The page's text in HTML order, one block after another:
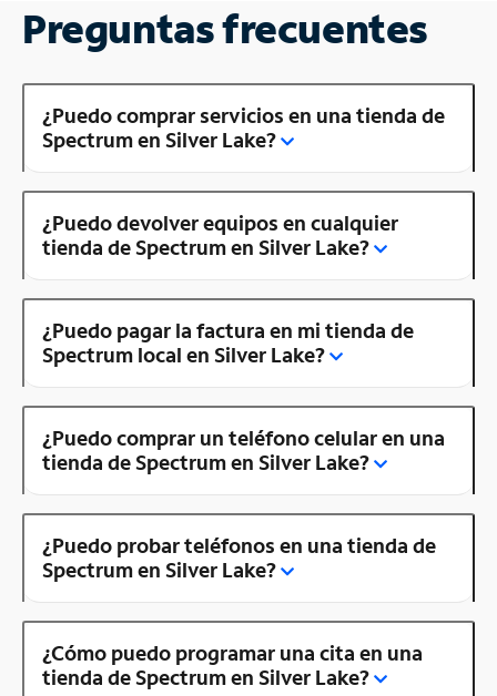
Preguntas frecuentes
¿Puedo comprar servicios en una tienda de
Spectrum en Silver Lake?
¿Puedo devolver equipos en cualquier
tienda de Spectrum en Silver Lake?
¿Puedo pagar la factura en mi tienda de
Spectrum local en Silver Lake?
¿Puedo comprar un teléfono celular en una
tienda de Spectrum en Silver Lake?
¿Puedo probar teléfonos en una tienda de
Spectrum en Silver Lake?
¿Cómo puedo programar una cita en una
tienda de Spectrum en Silver Lake?